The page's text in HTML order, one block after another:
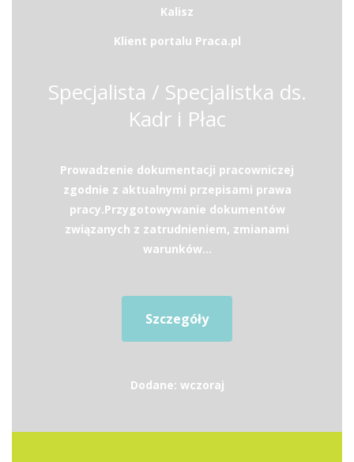
Kalisz
Klient portalu Praca.pl
Specjalista / Specjalistka ds.
Kadr i Płac
Prowadzenie dokumentacji pracowniczej
zgodnie z aktualnymi przepisami prawa
pracy.Przygotowywanie dokumentów
związanych z zatrudnieniem, zmianami
warunków...
Szczegóły
Dodane: wczoraj